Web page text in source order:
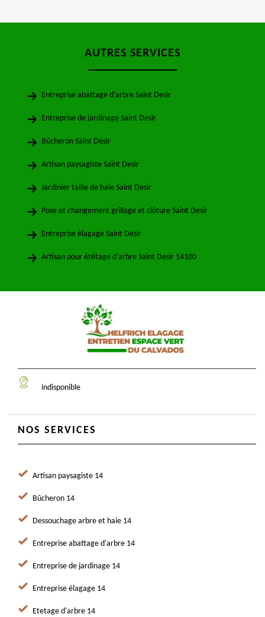
AUTRES SERVICES
Entreprise abattage d'arbre Saint Desir
Entreprise de jardinage Saint Desir
Bûcheron Saint Desir
Artisan paysagiste Saint Desir
Jardinier taille de haie Saint Desir
Pose et changement grillage et clôture Saint Desir
Entreprise élagage Saint Desir
Artisan pour étêtage d'arbre Saint Desir 14100
indisponible
NOS SERVICES
Artisan paysagiste 14
Bûcheron 14
Dessouchage arbre et haie 14
Entreprise abattage d'arbre 14
Entreprise de jardinage 14
Entreprise élagage 14
Etetage d'arbre 14